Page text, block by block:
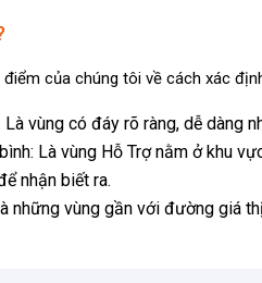
của chúng tôi về cách xác
Là vùng có đáy rõ ràng, dễ dàng
Là vùng Hỗ Trợ nằm ở khu
nhận biết ra.
những vùng gần với đường giá